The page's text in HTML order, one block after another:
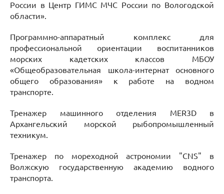
России в Центр ГИМС МЧС России по Вологодской
области».
Программно-аппаратный комплекс для
профессиональной ориентации воспитанников
морских кадетских классов МБОУ
«Общеобразовательная школа-интернат основного
общего образования» к работе на водном
транспорте.
Тренажер машинного отделения MER3D в
Архангельский морской рыбопромышленный
техникум.
Тренажер по мореходной астрономии "CNS" в
Волжскую государственную академию водного
транспорта.